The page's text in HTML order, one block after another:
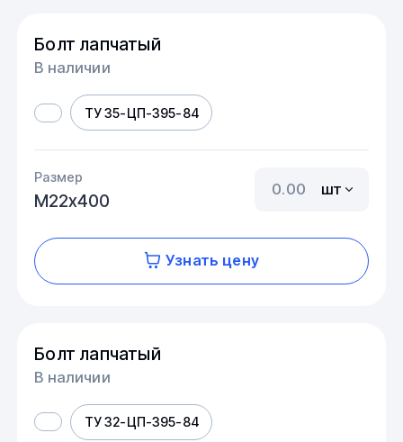
Болт лапчатый
В наличии
ТУ 35-ЦП-395-84
Размер
М22х400
шт
Узнать цену
Болт лапчатый
В наличии
ТУ 32-ЦП-395-84